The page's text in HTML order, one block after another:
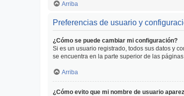
Arriba
Preferencias de usuario y
¿Cómo se puede cambiar mi configuración?
Si es un usuario registrado, todos sus datos y
se encuentra en la parte superior de las
Arriba
¿Cómo evito que mi nombre de usuario